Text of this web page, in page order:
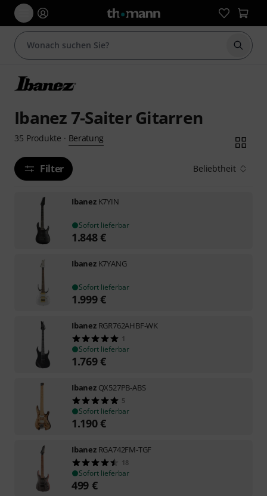
Suche
Ibanez 7-Saiter Gitarren
35 Produkte · Beratung
Filter Beliebtheit
Ibanez K7YIN
Sofort lieferbar
1.848€
Ibanez K7YANG
Sofort lieferbar
1.999€
Ibanez RGR762AHBF-WK
1
Sofort lieferbar
1.769€
Ibanez QX527PB-ABS
5
Sofort lieferbar
1.190€
Ibanez RGA742FM-TGF
18
Sofort lieferbar
499 €